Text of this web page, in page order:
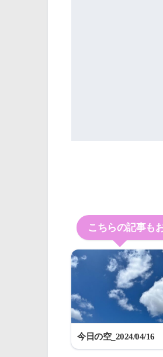
こちらの記事も
今日の空_2024/04/16